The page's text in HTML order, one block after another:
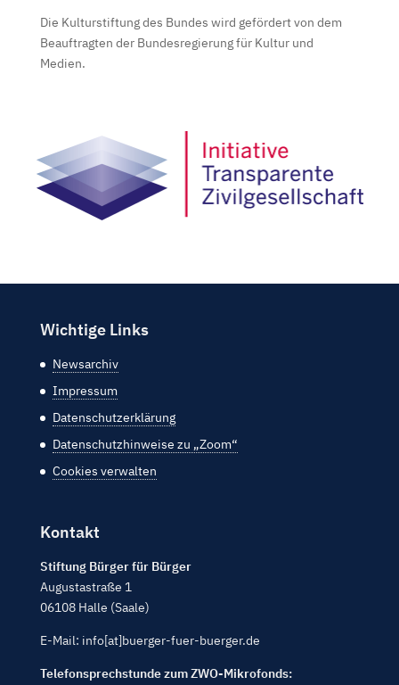
Die Kulturstiftung des Bundes wird gefördert von dem
Beauftragten der Bundesregierung für Kultur und
Medien.
Wichtige Links
Newsarchiv
Impressum
Datenschutzerklärung
Datenschutzhinweise zu „Zoom“
Cookies verwalten
Kontakt
Stiftung Bürger für Bürger
Augustastraße 1
06108 Halle (Saale)
E-Mail: info[at]buerger-fuer-buerger.de
Telefonsprechstunde zum ZWO-Mikrofonds: